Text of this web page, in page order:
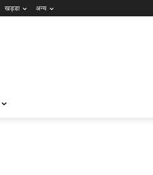
खड्डा अन्य